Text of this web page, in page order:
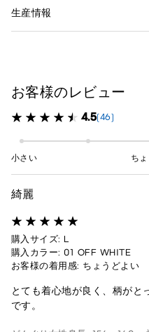
生産情報
お客様のレビュー
4.5(46)
小さい ち
綺麗
購入サイズ: L
購入カラー: 01 OFF WHITE
お客様の着用感: ちょうどよい
とても着心地が良く、柄がと
です。